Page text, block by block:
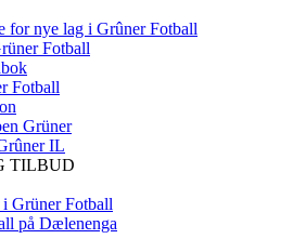
for nye lag i Grûner Fotball
Fotball
Fotball
Grüner
IL
TILBUD
Grüner Fotball
på Dælenenga